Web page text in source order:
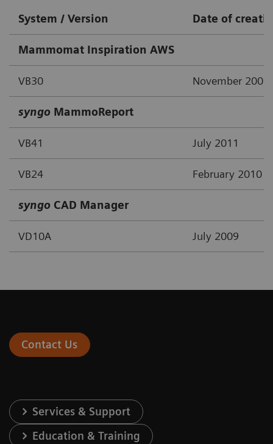
System / Version Date of
Mammomat Inspiration AWS
VB30 November 2009
syngo MammoReport
VB41 July 2011
VB24 February 2010
syngo CAD Manager
VD10A July 2009
Contact Us
Services & Support
Education & Training